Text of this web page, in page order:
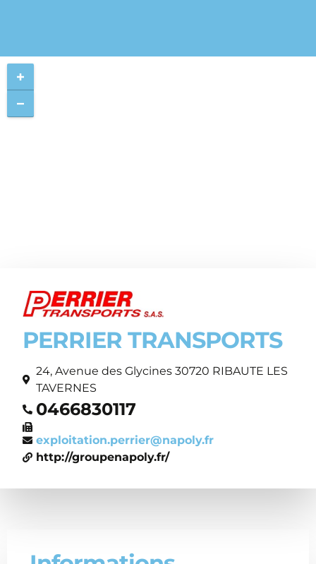
PERRIER TRANSPORTS
24, Avenue des Glycines 30720 RIBAUTE LES
TAVERNES
0466830117
exploitation.perrier@napoly.fr
http://groupenapoly.fr/